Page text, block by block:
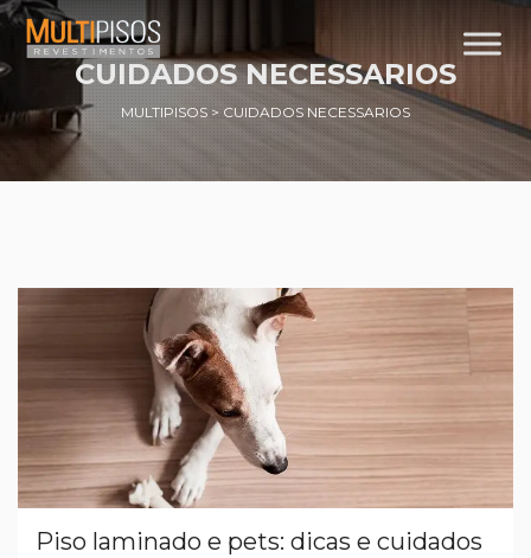
CUIDADOS NECESSARIOS
MULTIPISOS > CUIDADOS NECESSARIOS
Piso laminado e pets: dicas e cuidados